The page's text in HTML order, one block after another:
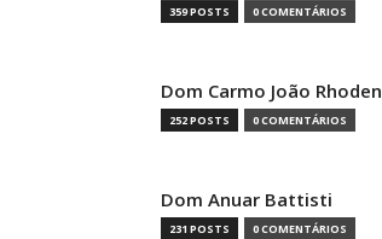
359 POSTS 0 COMENTÁRIOS
Dom Carmo João Rhoden
252 POSTS 0 COMENTÁRIOS
Dom Anuar Battisti
231 POSTS 0 COMENTÁRIOS